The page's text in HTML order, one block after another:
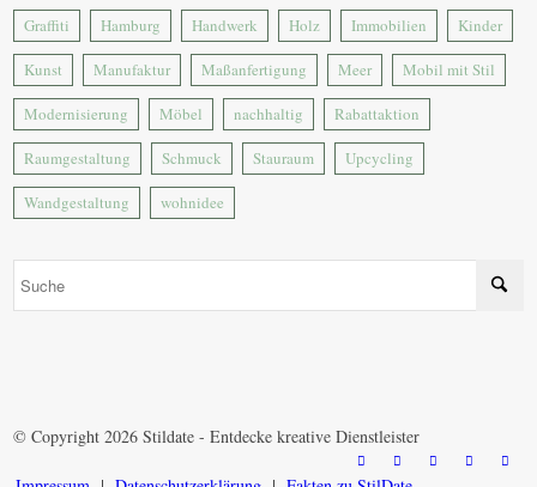
Graffiti Hamburg Handwerk Holz Immobilien Kinder
Kunst Manufaktur Maßanfertigung Meer Mobil mit Stil
Modernisierung Möbel nachhaltig Rabattaktion
Raumgestaltung Schmuck Stauraum Upcycling
Wandgestaltung wohnidee
© Copyright 2026 Stildate - Entdecke kreative Dienstleister